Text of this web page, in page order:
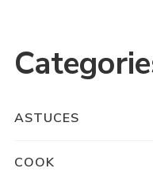
ASTUCES
COOK